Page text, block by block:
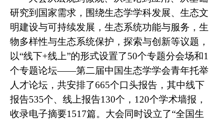
研究到国家需求，围绕生态学学科发展、生态文
明建设与可持续发展，生态系统功能与服务，生
物多样性与生态系统保护，探索与创新等议题，
以“线下+线上”的形式设置了50个专题分会场和1
个专题论坛——第二届中国生态学学会青年托举
人才论坛，共安排了665个口头报告，其中线下
报告535个、线上报告130个，120个学术墙报，
收录电子摘要1517篇。大会同时设立了“全国生